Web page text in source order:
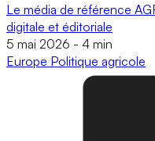
Le média de référence
digitale et éditoriale
5 mai 2026 - 4 min
Europe Politique agricole